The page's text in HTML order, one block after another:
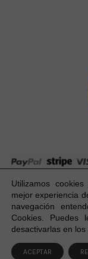
Happy Party
Utilizamos
mejor experiencia
navegación
Cookies. Puedes
desactivarlas en los
ACEPTAR